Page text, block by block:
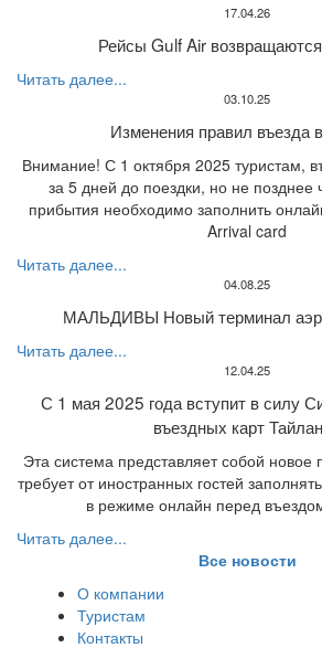
17.04.26
Рейсы Gulf Air
Читать далее...
03.10.25
Изменения правил въезда
Внимание! С 1 октября 2025
за 5 дней до поездки, но не позднее
прибытия необходимо заполнить
Arrival card
Читать далее...
04.08.25
МАЛЬДИВЫ Новый терминал
Читать далее...
12.04.25
С 1 мая 2025 года вступит в силу
въездных карт
Эта система представляет собой новое
требует от иностранных гостей
в режиме онлайн перед
Читать далее...
Все новости
О компании
Туристам
Контакты